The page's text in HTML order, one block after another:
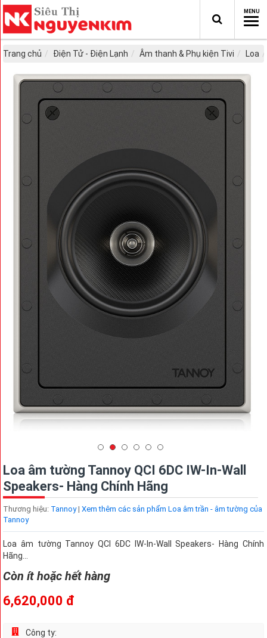
Trang chủ Điện Tử - Điện Lạnh Âm thanh & Phụ kiện Tivi Loa
Loa âm tường Tannoy QCI 6DC IW-In-Wall
Speakers- Hàng Chính Hãng
Thương hiệu: Tannoy| Xem thêm các sản phẩm Loa âm trần - âm tường của
Tannoy
Loa âm tường Tannoy QCI 6DC IW-In-Wall Speakers- Hàng Chính
Hãng...
Còn ít hoặc hết hàng
6,620,000 đ
Công ty: